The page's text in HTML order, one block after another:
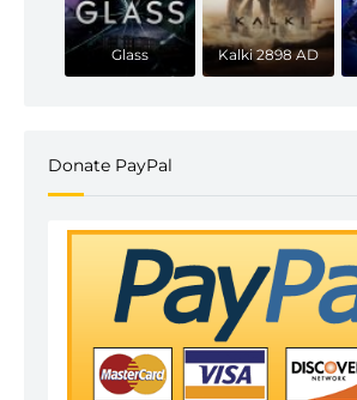
Glass Kalki 2898 AD
Donate PayPal